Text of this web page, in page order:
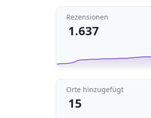
Rezensionen
1.637
Orte hinzugefügt
15